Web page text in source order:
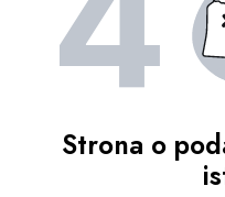
Strona o